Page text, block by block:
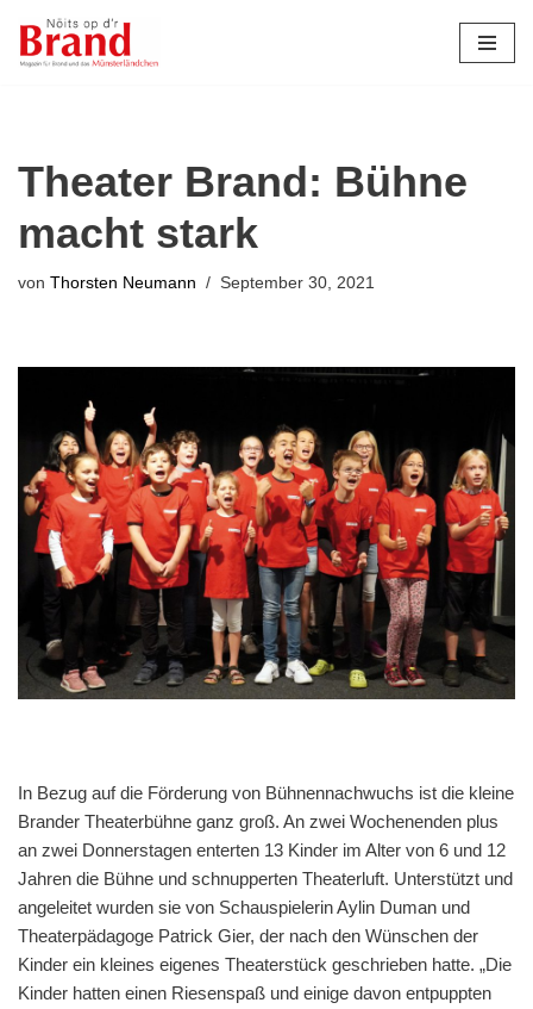
Zum
Theater Brand: Bühne
macht stark
von Thorsten Neumann September 30, 2021
In Bezug auf die Förderung von Bühnennachwuchs ist die kleine
Brander Theaterbühne ganz groß. An zwei Wochenenden plus
an zwei Donnerstagen enterten 13 Kinder im Alter von 6 und 12
Jahren die Bühne und schnupperten Theaterluft. Unterstützt und
angeleitet wurden sie von Schauspielerin Aylin Duman und
Theaterpädagoge Patrick Gier, der nach den Wünschen der
Kinder ein kleines eigenes Theaterstück geschrieben hatte. „Die
Kinder hatten einen Riesenspaß und einige davon entpuppten